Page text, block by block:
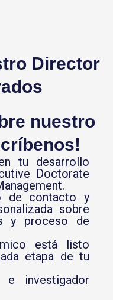
Director
nuestro
tu desarrollo
Doctorate
.
de contacto y
sobre
y proceso de
está listo
etapa de tu
investigador